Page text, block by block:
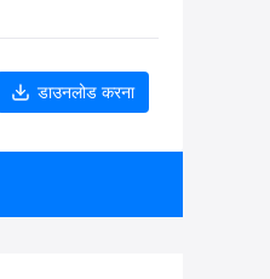
डाउनलोड करना